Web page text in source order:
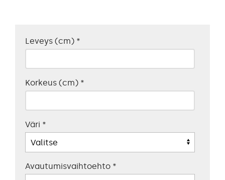
Leveys (cm) *
Korkeus (cm) *
Väri *
Avautumisvaihtoehto *